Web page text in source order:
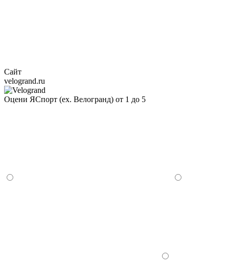
Сайт
velogrand.ru
Оцени ЯСпорт (ex. Велогранд) от 1 до 5